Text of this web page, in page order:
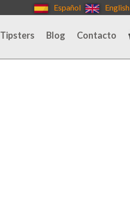
Español English
Tipsters Blog Contacto